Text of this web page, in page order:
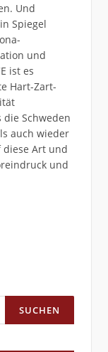
Und
Spiegel
und
ist es
Hart-Zart-
die Schweden
auch wieder
Art und
und